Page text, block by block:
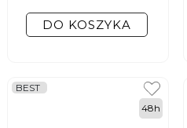
DO KOSZYKA
BEST
48h